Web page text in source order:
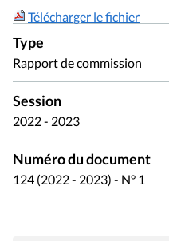
Télécharger le fichier
Type
Rapport de commission
Session
2022 - 2023
Numéro du document
124 (2022 - 2023) - N° 1